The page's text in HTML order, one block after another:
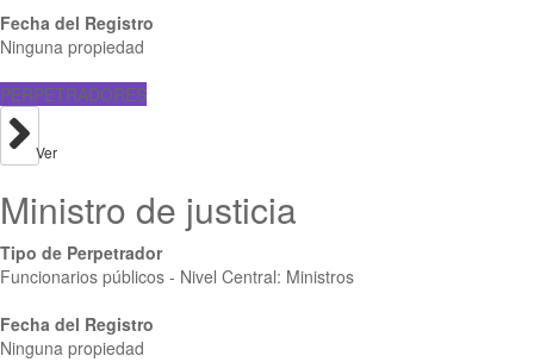
Fecha del Registro
Ninguna propiedad
PERPETRADORES
Ver
Ministro de justicia
Tipo de Perpetrador
Funcionarios públicos - Nivel Central: Ministros
Fecha del Registro
Ninguna propiedad